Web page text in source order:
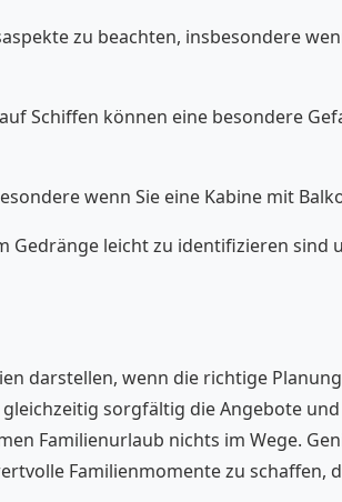
zu beachten, insbesondere
Schiffen können eine besondere
wenn Sie eine Kabine mit
Gedränge leicht zu identifizieren sind
darstellen, wenn die richtige
sorgfältig die Angebote
Familienurlaub nichts im Wege.
Familienmomente zu schaffen,